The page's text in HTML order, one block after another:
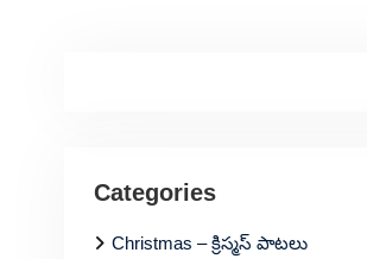
Categories
Christmas – క్రిస్మస్ పాటలు